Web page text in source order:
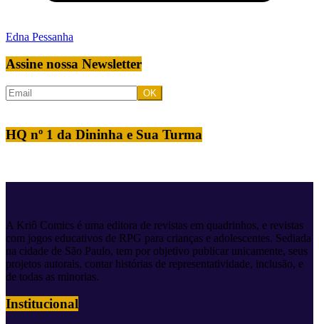
Edna Pessanha
Assine nossa Newsletter
HQ nº 1 da Dininha e Sua Turma
A Kriô Comics é uma editora de revistas em quadrinhos, e revistas
com jogos educativos de RPG para crianças e adolescentes. Sediada
na cidade de São Paulo, tem por objetivo publicar unicamente, seus
projetos autorais, contar histórias de representatividade, inclusão, e
de todas as minorias.
Institucional